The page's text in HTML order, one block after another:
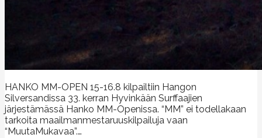
HANKO MM-OPEN 15-16.8 kilpailtiin Hangon
Silversandissa 33. kerran Hyvinkään Surffaajien
järjestämässä Hanko MM-Openissa. “MM” ei todellakaan
tarkoita maailmanmestaruuskilpailuja vaan
“MuutaMukavaa”.…